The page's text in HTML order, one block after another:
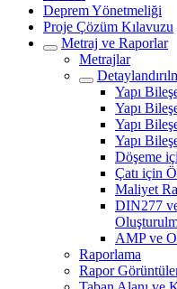
Deprem Yönetmeliği
Proje Çözüm Kılavuzu
Metraj ve Raporlar
Metrajlar
Yapı
Yapı
Yapı
Yapı
Döşeme
Çatı için
Maliyet
DIN277
AMP ve
Raporlama
Rapor